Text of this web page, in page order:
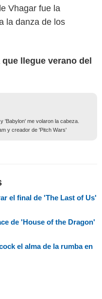
Vhagar fue la
la danza de los
que llegue verano del
'Babylon' me volaron la cabeza.
y creador de 'Pitch Wars'
el final de 'The Last of Us'
de 'House of the Dragon'
el alma de la rumba en